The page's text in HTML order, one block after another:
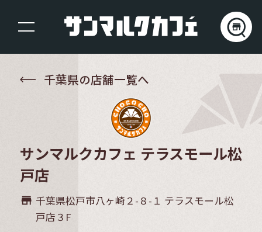
千葉県の店舗一覧へ
サンマルクカフェ テラスモール松
戸店
store_mall_directory 千葉県松戸市八ヶ崎２-８-１ テラスモール松
戸店３F